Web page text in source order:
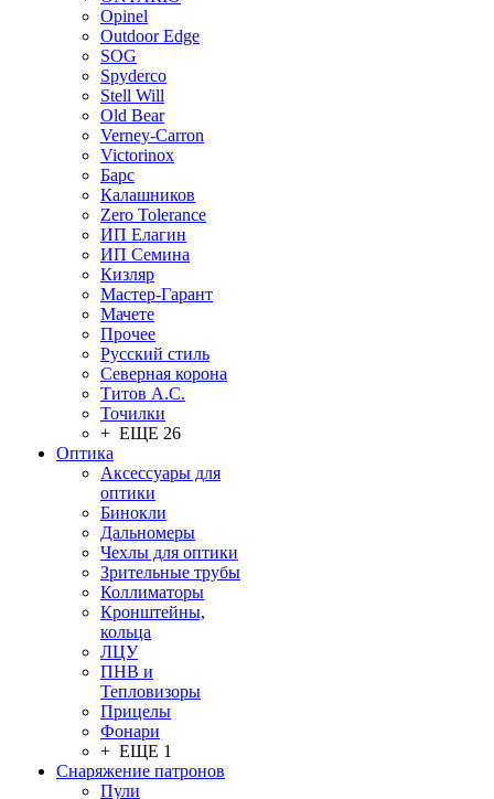
Opinel
Outdoor Edge
SOG
Spyderco
Stell Will
Old Bear
Verney-Carron
Victorinox
Барс
Калашников
Zero Tolerance
ИП Елагин
ИП Семина
Кизляр
Мастер-Гарант
Мачете
Прочее
Русский стиль
Северная корона
Титов А.С.
Точилки
+ ЕЩЕ 26
Оптика
Аксессуары для
оптики
Бинокли
Дальномеры
Чехлы для оптики
Зрительные трубы
Коллиматоры
Кронштейны,
кольца
ЛЦУ
ПНВ и
Тепловизоры
Прицелы
Фонари
+ ЕЩЕ 1
Снаряжение патронов
Пули